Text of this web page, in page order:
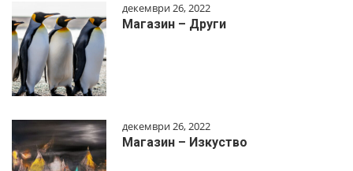
декември 26, 2022
Магазин – Други
декември 26, 2022
Магазин – Изкуство